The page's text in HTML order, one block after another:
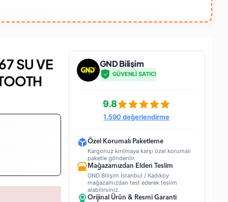
SU VE
GND Bilişim
GÜVENLİ SATICI
9.8
1.590 değerlendirme
Özel Korumalı Paketleme
Kargonuz kırılmaya karşı özel korumalı
paketle gönderilir.
Mağazamızdan Elden Teslim
GND Bilişim İstanbul / Kadıköy
mağazamızdan test ederek teslim
alabilirsiniz.
Orijinal Ürün & Resmi Garanti